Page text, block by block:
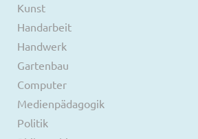
Kunst
Handarbeit
Handwerk
Gartenbau
Computer
Medienpädagogik
Politik